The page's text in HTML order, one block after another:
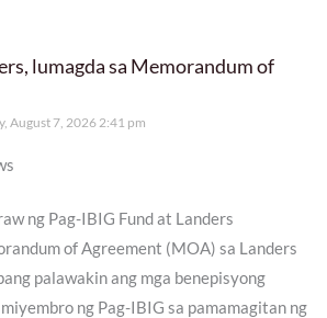
lumagda sa Memorandum of
August 7, 2026 2:41 pm
ng Pag-IBIG Fund at Landers
of Agreement (MOA) sa Landers
palawakin ang mga benepisyong
ng Pag-IBIG sa pamamagitan ng